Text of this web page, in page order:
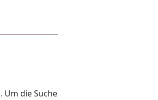
Um die Suche